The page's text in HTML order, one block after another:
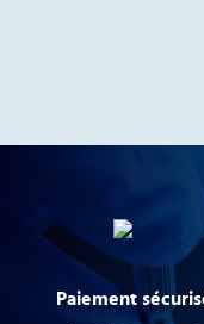
Paiement